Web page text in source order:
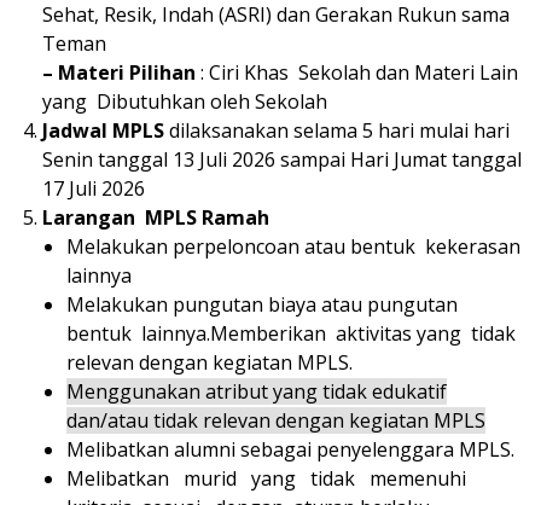
Sehat, Resik, Indah (ASRI) dan Gerakan Rukun sama
Teman
– Materi Pilihan : Ciri Khas Sekolah dan Materi Lain
yang Dibutuhkan oleh Sekolah
Jadwal MPLSdilaksanakan selama 5 hari mulai hari
Senin tanggal 13 Juli 2026 sampai Hari Jumat tanggal
17 Juli 2026
Larangan MPLS Ramah
Melakukan perpeloncoan atau bentuk kekerasan
lainnya
Melakukan pungutan biaya atau pungutan
bentuk lainnya.Memberikan aktivitas yang tidak
relevan dengan kegiatan MPLS.
Menggunakan atribut yang tidak edukatif
dan/atau tidak relevan dengan kegiatan MPLS
Melibatkan alumni sebagai penyelenggara MPLS.
Melibatkan murid yang tidak memenuhi